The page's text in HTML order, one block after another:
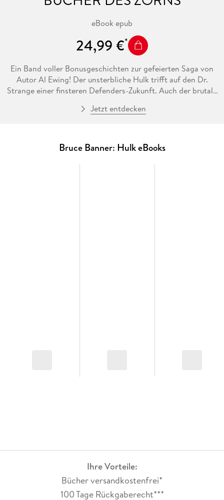
eBook epub
24,99 €
Ein Band voller Bonusgeschichten zur gefeierten Saga von
Autor Al Ewing! Der unsterbliche Hulk trifft auf den Dr.
Strange einer finsteren Defenders-Zukunft. Auch der brutale
Unheil. Zudem durchleidet She-Hulk nach ihrem Tod mehr als
Jetzt entdecken
Bruce Banner: Hulk eBooks
Ihre Vorteile:
Bücher versandkostenfrei*
100 Tage Rückgaberecht***